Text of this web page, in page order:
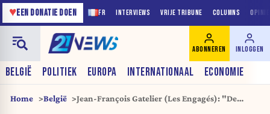
FR INTERVIEWS VRIJE TRIBUNE COLUMNS
♥EEN DONATIE DOEN
BELGIË POLITIEK EUROPA INTERNATIONAAL ECONOMIE
ABONNEREN INLOGGEN
Home België
Jean-François Gatelier (Les Engagés): "De